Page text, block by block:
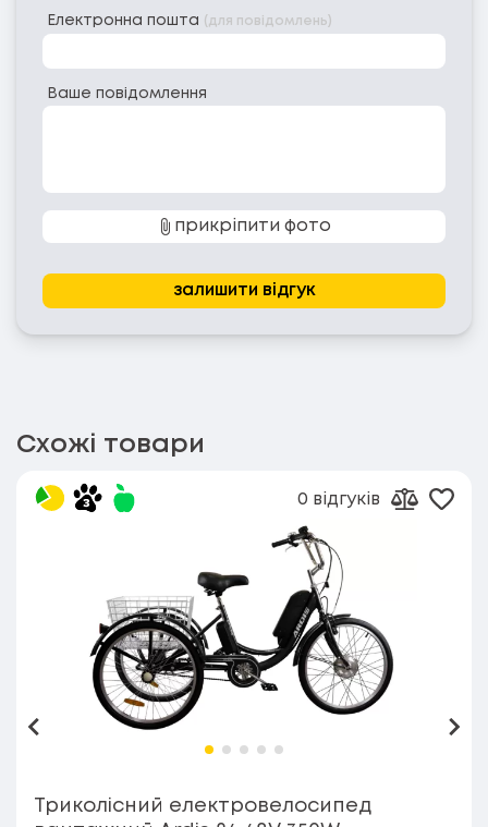
Електронна пошта (для повідомлень)
Ваше повідомлення
прикріпити фото
залишити відгук
Схожі товари
Назад
Триколісний електровелосипед
0 відгуків
Додати